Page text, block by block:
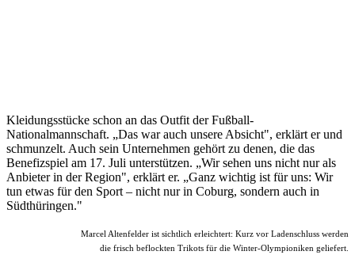
Kleidungsstücke schon an das Outfit der Fußball-
Nationalmannschaft. „Das war auch unsere Absicht", erklärt er und
schmunzelt. Auch sein Unternehmen gehört zu denen, die das
Benefizspiel am 17. Juli unterstützen. „Wir sehen uns nicht nur als
Anbieter in der Region", erklärt er. „Ganz wichtig ist für uns: Wir
tun etwas für den Sport – nicht nur in Coburg, sondern auch in
Südthüringen."
Marcel Altenfelder ist sichtlich erleichtert: Kurz vor Ladenschluss werden
die frisch beflockten Trikots für die Winter-Olympioniken geliefert.